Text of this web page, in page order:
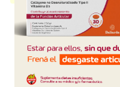
Explorar más
Otros productos con
Otros productos de